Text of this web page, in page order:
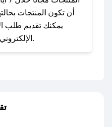
مع صحصح، تسوق بذكاء
أن تكون المنتجات
يمكنك تقديم طلب
الإلكتروني أو من خلال خدمة العملاء.